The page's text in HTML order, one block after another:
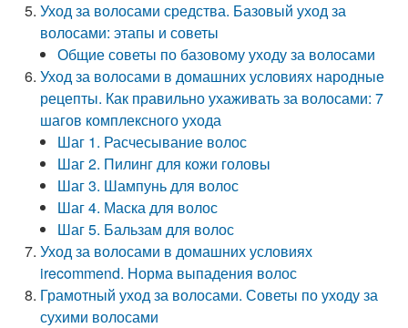
Уход за волосами средства. Базовый уход за
волосами: этапы и советы
Общие советы по базовому уходу за волосами
Уход за волосами в домашних условиях народные
рецепты. Как правильно ухаживать за волосами: 7
шагов комплексного ухода
Шаг 1. Расчесывание волос
Шаг 2. Пилинг для кожи головы
Шаг 3. Шампунь для волос
Шаг 4. Маска для волос
Шаг 5. Бальзам для волос
Уход за волосами в домашних условиях
irecommend. Норма выпадения волос
Грамотный уход за волосами. Советы по уходу за
сухими волосами